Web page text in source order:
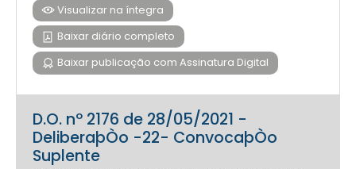
Visualizar na íntegra
Baixar diário completo
Baixar publicação com Assinatura Digital
D.O. nº 2176 de 28/05/2021 -
DeliberaþÒo -22- ConvocaþÒo
Suplente